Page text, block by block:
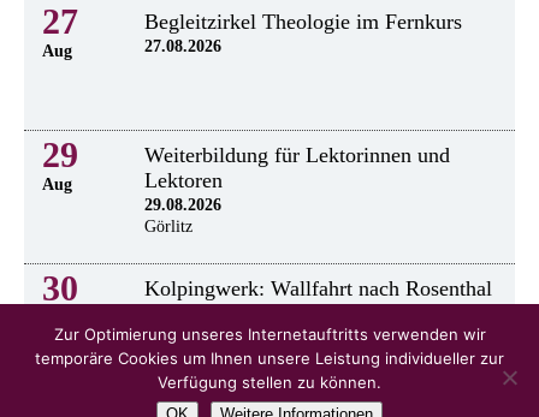
27
Aug
Begleitzirkel Theologie im Fernkurs
27.08.2026
29
Aug
Weiterbildung für Lektorinnen und
Lektoren
29.08.2026
Görlitz
30 Kolpingwerk: Wallfahrt nach Rosenthal
Zur Optimierung unseres Internetauftritts verwenden wir
temporäre Cookies um Ihnen unsere Leistung individueller zur
Verfügung stellen zu können.